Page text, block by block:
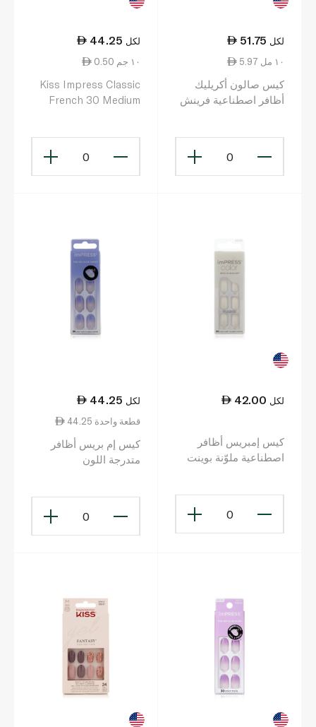
51.75 لكل
5.97 ١٠ مل
كيس صالون أكريليك
أظافر اصطناعية فرينش
0
44.25 لكل
0.50 ١٠ جم
Kiss Impress Classic
French 30 Medium
0
42.00 لكل
كيس إمبريس أظافر
اصطناعية ملوّنة بوينت
0
44.25 لكل
44.25 قطعة واحدة
كيس إم بريس أظافر
متدرجة اللون
0